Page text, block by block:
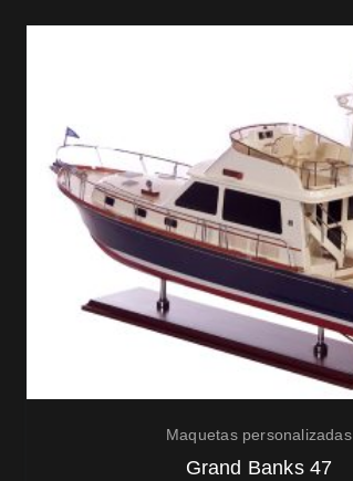
Maquetas personalizadas
Grand Banks 47